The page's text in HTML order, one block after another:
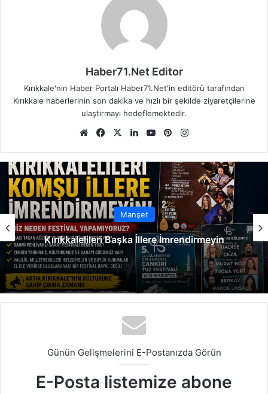
Haber71.Net Editor
Kırıkkale'nin Haber Portalı Haber71.Net'in editörü tarafından
Kırıkkale haberlerinin son dakika ve hızlı bir şekilde ziyaretçilerine
ulaştırmayı hedeflemektedir.
We
sit
esi
Fa
bo
ok
X
Lin
dIn
Yo
ub
Pin
est ra
m
Manşet
Kırıkkalelileri Başka İllere İmrendirmeyin
Günün Gelişmelerini E-Postanızda Görün
E-Posta listemize abone